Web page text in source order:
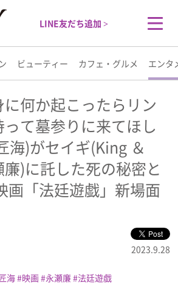
LINE友だち追加 >
ビューティー カフェ・グルメ エンタ
に何か起こったらリン
って墓参りに来てほし
海)がセイギ(King ＆
)に託した死の秘密と
画「法廷遊戯」新場面
2023.9.28
海 映画 永瀬廉 法廷遊戯